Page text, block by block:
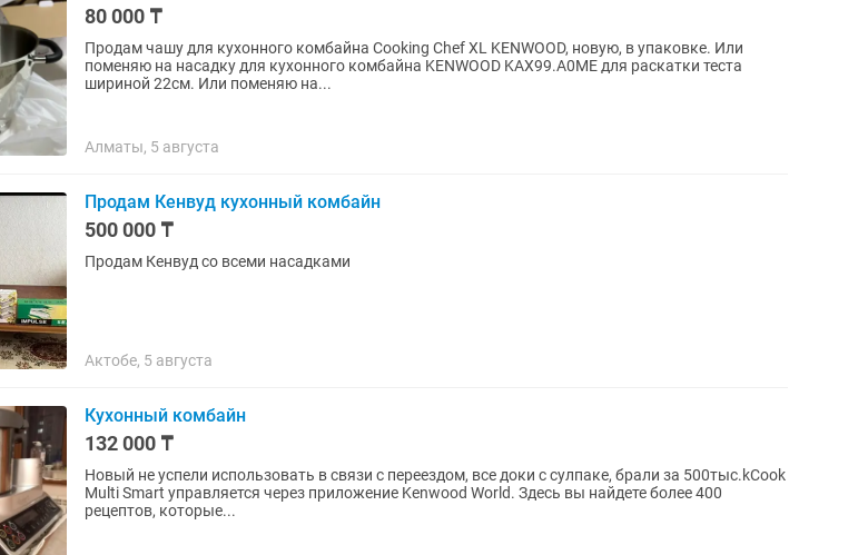
80 000 ₸
Продам чашу для кухонного комбайна Cooking Chef XL KENWOOD, новую, в упаковке. Или
поменяю на насадку для кухонного комбайна KENWOOD KAX99.A0ME для раскатки теста
шириной 22см. Или поменяю на...
Алматы, 5 августа
Продам Кенвуд кухонный комбайн
500 000 ₸
Продам Кенвуд со всеми насадками
Актобе, 5 августа
Кухонный комбайн
132 000 ₸
Новый не успели использовать в связи с переездом, все доки с сулпаке, брали за 500тыс.kCook
Multi Smart управляется через приложение Kenwood World. Здесь вы найдете более 400
рецептов, которые...